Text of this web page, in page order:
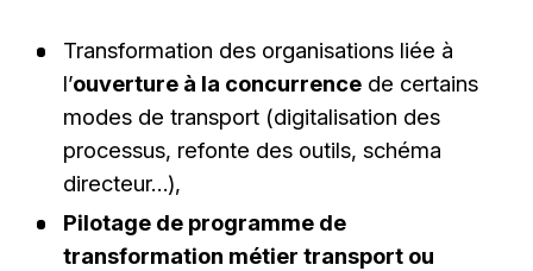
Transformation des organisations liée à
l’ouverture à la concurrencede certains
modes de transport (digitalisation des
processus, refonte des outils, schéma
directeur…),
Pilotage de programme de
transformation métier transport ou